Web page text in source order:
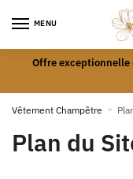
MENU
Offre exceptionnelle
Vêtement Champêtre »
Plan du